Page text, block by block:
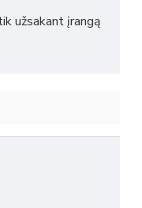
užsakant įrangą